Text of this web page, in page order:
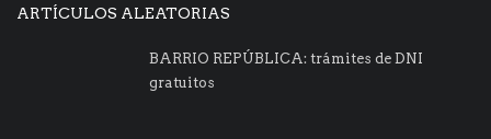
ARTÍCULOS ALEATORIAS
BARRIO REPÚBLICA: trámites de DNI
gratuitos